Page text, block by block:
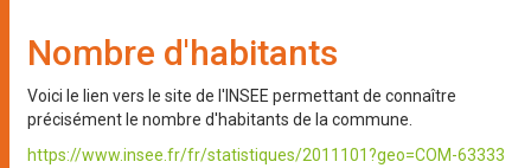
Nombre d'habitants
Voici le lien vers le site de l'INSEE permettant de connaître
précisément le nombre d'habitants de la commune.
https://www.insee.fr/fr/statistiques/2011101?geo=COM-63333